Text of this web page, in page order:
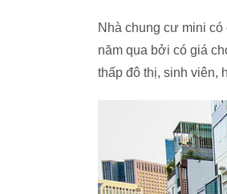
Nhà chung cư mini
năm qua bởi có giá
thấp đô thị, sinh viên,